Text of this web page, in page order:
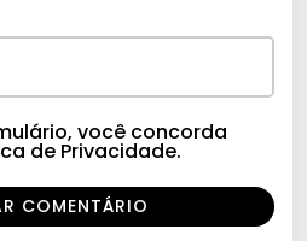
você concorda
de Privacidade.